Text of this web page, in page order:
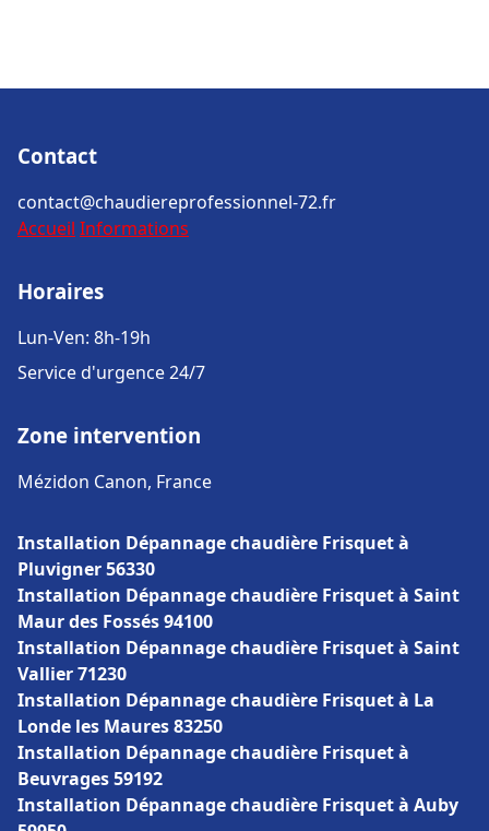
Contact
contact@chaudiereprofessionnel-72.fr
Accueil Informations
Horaires
Lun-Ven: 8h-19h
Service d'urgence 24/7
Zone intervention
Mézidon Canon, France
Installation Dépannage chaudière Frisquet à
Pluvigner 56330
Installation Dépannage chaudière Frisquet à Saint
Maur des Fossés 94100
Installation Dépannage chaudière Frisquet à Saint
Vallier 71230
Installation Dépannage chaudière Frisquet à La
Londe les Maures 83250
Installation Dépannage chaudière Frisquet à
Beuvrages 59192
Installation Dépannage chaudière Frisquet à Auby